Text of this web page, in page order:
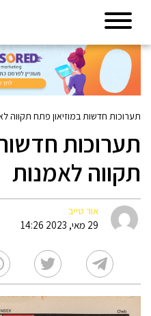
תערוכות חדשות במוזיאון פתח תקווה
תערוכות
תקווה לאמנות
אור טייב
29 מאי, 2023 14:26